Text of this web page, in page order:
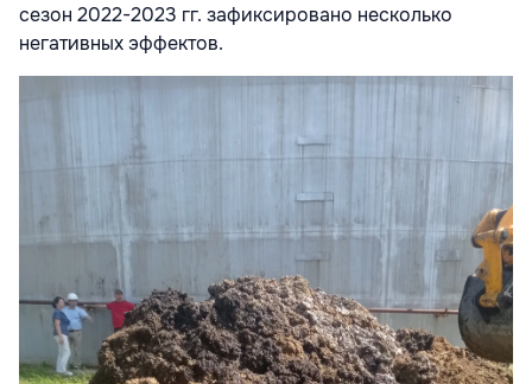
сезон 2022-2023 гг. зафиксировано несколько
негативных эффектов.